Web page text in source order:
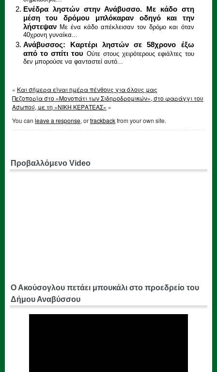
Ενέδρα ληστών στην Ανάβυσσο. Με κάδο στη
μέση του δρόμου μπλόκαραν οδηγό και την
λήστεψαν
Με ένα κάδο απέκλεισαν τον δρόμο και όταν
40χρονη γυναίκα...
Ανάβυσσος: Kαρτέρι ληστών σε 58χρονο έξω
από το σπίτι του Ούτε στους χειρότερους εφιάλτες του
δεν μπορούσε να φανταστεί αυτό...
« Και σήμερα είναι ημέρα πένθους για όλους μας
Πεζοπορία στο «Μονοπάτι των Σιδηροδρομικών», στο φαράγγι του
Ασωπού, με τη «ΝΙΚΗ ΚΕΡΑΤΕΑΣ» »
You can leave a response, ortrackbackfrom your own site.
Προβαλλόμενο Video
Ο Ακούσογλου πετάει μπουκάλι στο προεδρείο του
Δήμου Αναβύσσου